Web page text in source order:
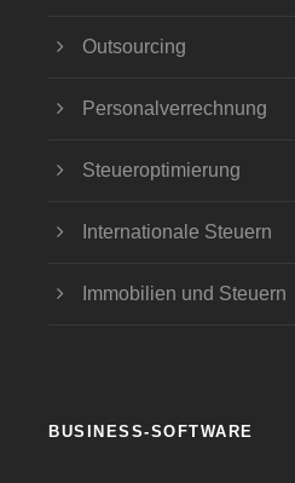
Outsourcing
Personalverrechnung
Steueroptimierung
Internationale Steuern
Immobilien und Steuern
BUSINESS-SOFTWARE